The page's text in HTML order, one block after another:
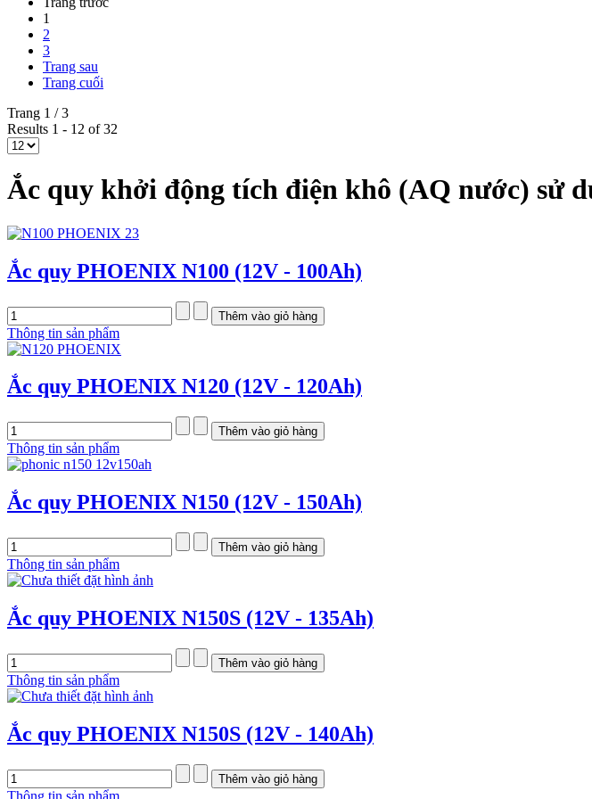
1
2
3
Trang sau
Trang cuối
Trang 1 / 3
Results 1 - 12 of 32
Ắc quy khởi động tích điện khô (AQ nước) sử
Ắc quy PHOENIX N100 (12V - 100Ah)
Thông tin sản phẩm
Ắc quy PHOENIX N120 (12V - 120Ah)
Thông tin sản phẩm
Ắc quy PHOENIX N150 (12V - 150Ah)
Thông tin sản phẩm
Ắc quy PHOENIX N150S (12V - 135Ah)
Thông tin sản phẩm
Ắc quy PHOENIX N150S (12V - 140Ah)
Thông tin sản phẩm